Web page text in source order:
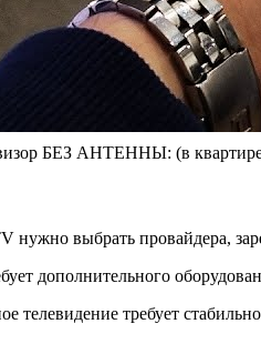
БЕЗ АНТЕННЫ: (в
нужно выбрать провайдера,
дополнительного
телевидение требует